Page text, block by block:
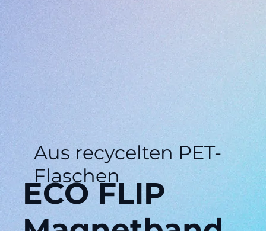
Aus recycelten PET-
Flaschen
ECO FLIP